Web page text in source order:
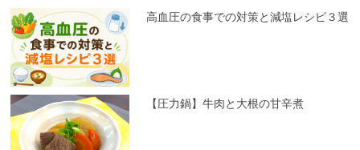
高血圧の食事での対策と減塩レシピ３選
【圧力鍋】牛肉と大根の甘辛煮